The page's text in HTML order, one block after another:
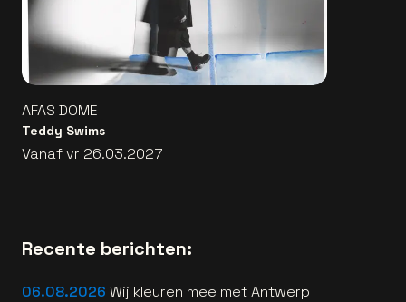
AFAS DOME
Teddy Swims
Vanaf vr 26.03.2027
Recente berichten:
06.08.2026 Wij kleuren mee met Antwerp